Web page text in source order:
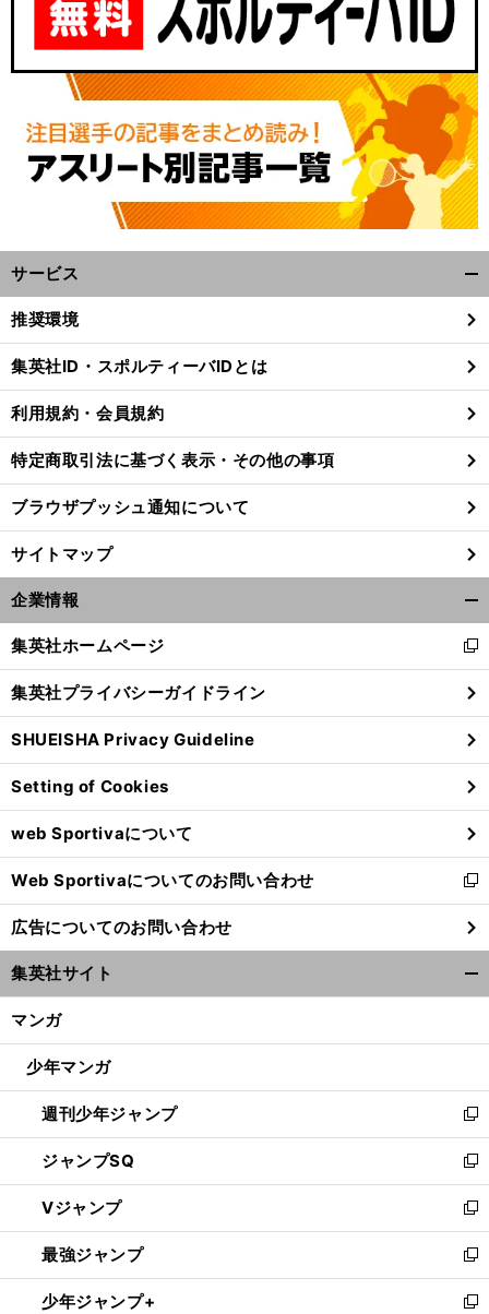
サービス
閉
る
推奨環境
集英社ID・スポルティーバIDとは
利用規約・会員規約
特定商取引法に基づく表示・その他の事項
ブラウザプッシュ通知について
サイトマップ
企業情報
閉
る
集英社ホームページ
新
し
い
ウ
ィ
ン
ド
ウ
で
開
く
集英社プライバシーガイドライン
SHUEISHA Privacy Guideline
Setting of Cookies
web Sportivaについて
Web Sportivaについてのお問い合わせ
新
し
い
ウ
ィ
ン
ウ
開
く
広告についてのお問い合わせ
集英社サイト
マンガ
少年マンガ
週刊少年ジャンプ
新
し
い
ウ
ィ
ン
ド
ウ
で
ジャンプSQ
新
し
い
ウ
ィ
ン
ド
Vジャンプ
新
し
い
ウ
ィ
最強ジャンプ
新
し
い
少年ジャンプ+
新